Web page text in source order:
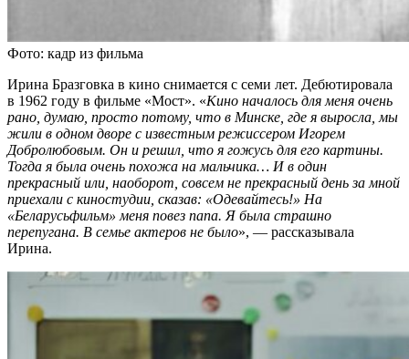
Фото: кадр из фильма
Ирина Бразговка в кино снимается с семи лет. Дебютировала
в 1962 году в фильме «Мост». «Кино началось для меня очень
рано, думаю, просто потому, что в Минске, где я выросла, мы
жили в одном дворе с известным режиссером Игорем
Добролюбовым. Он и решил, что я гожусь для его картины.
Тогда я была очень похожа на мальчика… И в один
прекрасный или, наоборот, совсем не прекрасный день за мной
приехали с киностудии, сказав: «Одевайтесь!» На
«Беларусьфильм» меня повез папа. Я была страшно
перепугана. В семье актеров не было», — рассказывала
Ирина.